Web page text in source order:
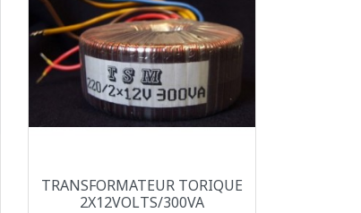
Aperçu rapide
TRANSFORMATEUR TORIQUE
2X12VOLTS/300VA